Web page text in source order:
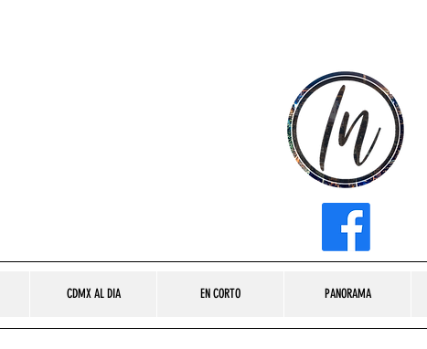
CDMX AL DIA EN CORTO PANORAMA